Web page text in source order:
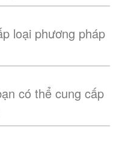
loại phương pháp
có thể cung cấp